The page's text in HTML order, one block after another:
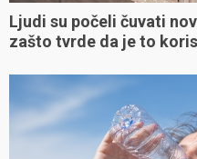
Ljudi su počeli čuvati
zašto tvrde da je to